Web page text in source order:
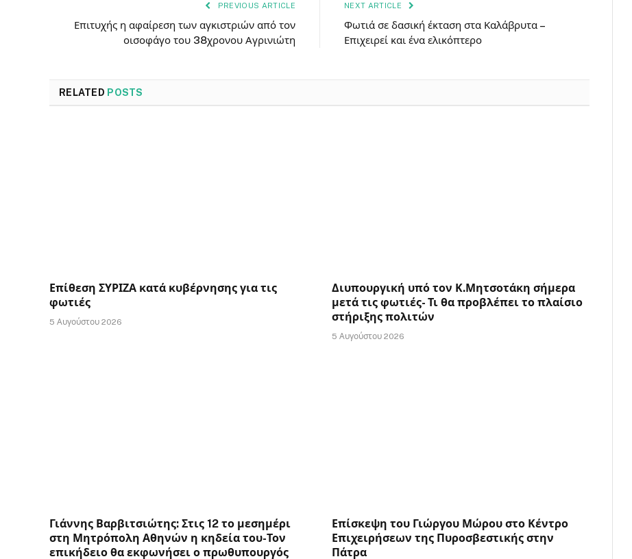
PREVIOUS ARTICLE
Επιτυχής η αφαίρεση των αγκιστριών από τον
οισοφάγο του 38χρονου Αγρινιώτη
NEXT ARTICLE
Φωτιά σε δασική έκταση στα Καλάβρυτα –
Επιχειρεί και ένα ελικόπτερο
RELATED POSTS
Επίθεση ΣΥΡΙΖΑ κατά κυβέρνησης για τις
φωτιές
5 Αυγούστου 2026
Διυπουργική υπό τον Κ.Μητσοτάκη σήμερα
μετά τις φωτιές- Τι θα προβλέπει το πλαίσιο
στήριξης πολιτών
5 Αυγούστου 2026
Γιάννης Βαρβιτσιώτης: Στις 12 το μεσημέρι
στη Μητρόπολη Αθηνών η κηδεία του-Τον
επικήδειο θα εκφωνήσει ο πρωθυπουργός
Επίσκεψη του Γιώργου Μώρου στο Κέντρο
Επιχειρήσεων της Πυροσβεστικής στην
Πάτρα